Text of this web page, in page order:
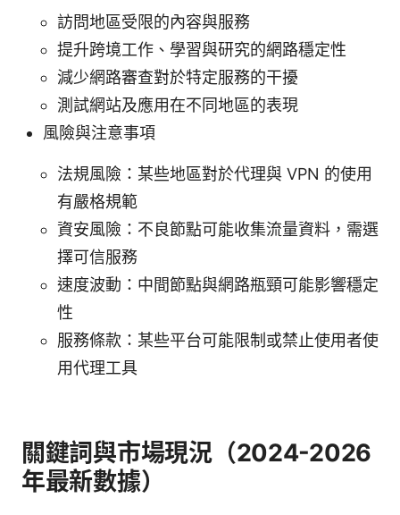
訪問地區受限的內容與服務
提升跨境工作、學習與研究的網路穩定性
減少網路審查對於特定服務的干擾
測試網站及應用在不同地區的表現
風險與注意事項
法規風險：某些地區對於代理與 VPN 的使用
有嚴格規範
資安風險：不良節點可能收集流量資料，需選
擇可信服務
速度波動：中間節點與網路瓶頸可能影響穩定
性
服務條款：某些平台可能限制或禁止使用者使
用代理工具
關鍵詞與市場現況（2024-2026
年最新數據）